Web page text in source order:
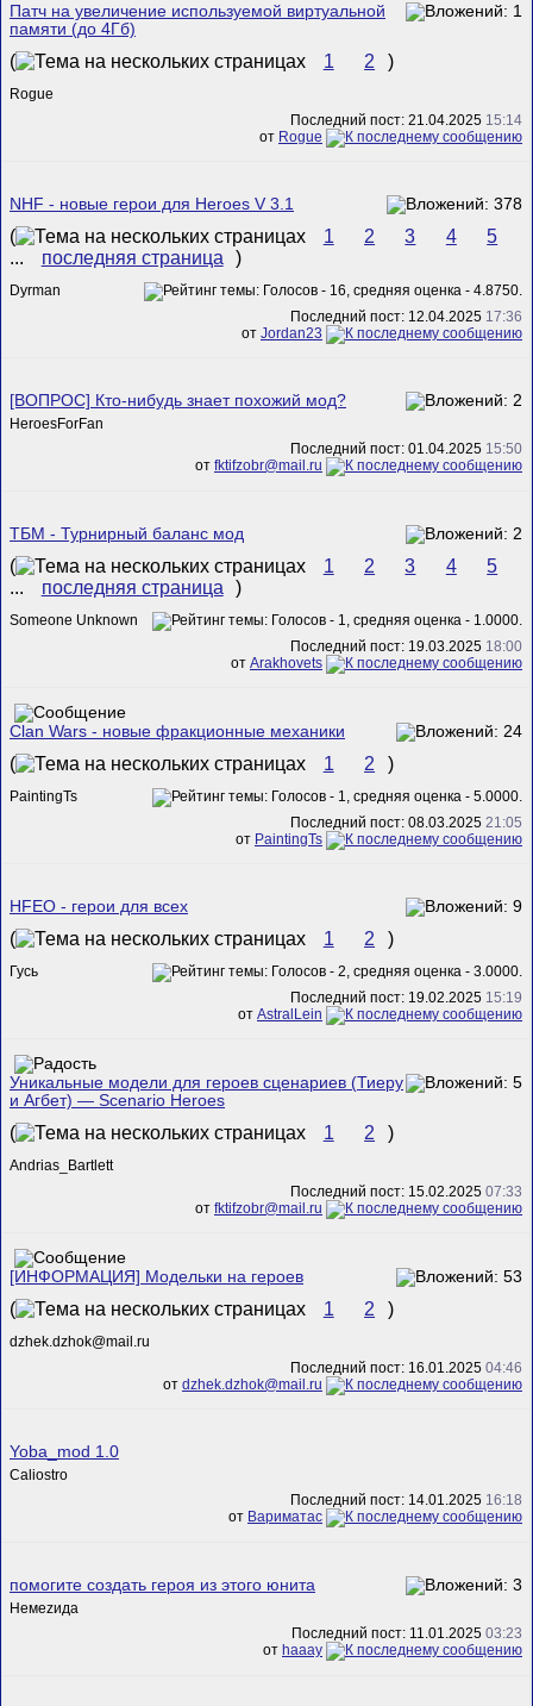
Патч на увеличение используемой виртуальной
памяти (до 4Гб)
( 1 2 )
Rogue
Последний пост: 21.04.2025 15:14
от Rogue
NHF - новые герои для Heroes V 3.1
( 1 2 3 4
5
...
последняя страница )
Dyrman
Последний пост: 12.04.2025 17:36
от Jordan23
[ВОПРОС] Кто-нибудь знает похожий мод?
HeroesForFan
Последний пост: 01.04.2025 15:50
от fktifzobr@mail.ru
ТБМ - Турнирный баланс мод
( 1 2 3 4
5
...
последняя страница )
Someone Unknown
Последний пост: 19.03.2025 18:00
от Arakhovets
Clan Wars - новые фракционные механики
( 1 2 )
PaintingTs
Последний пост: 08.03.2025 21:05
от PaintingTs
HFEO - герои для всех
( 1 2 )
Гусь
Последний пост: 19.02.2025 15:19
от AstralLein
Уникальные модели для героев сценариев (Тиеру
и Агбет) — Scenario Heroes
( 1 2 )
Andrias_Bartlett
Последний пост: 15.02.2025 07:33
от fktifzobr@mail.ru
[ИНФОРМАЦИЯ] Модельки на героев
( 1 2 )
dzhek.dzhok@mail.ru
Последний пост: 16.01.2025 04:46
от dzhek.dzhok@mail.ru
Yoba_mod 1.0
Caliostro
Последний пост: 14.01.2025 16:18
от Вариматас
помогите создать героя из этого юнита
Немеzида
Последний пост: 11.01.2025 03:23
от haaay